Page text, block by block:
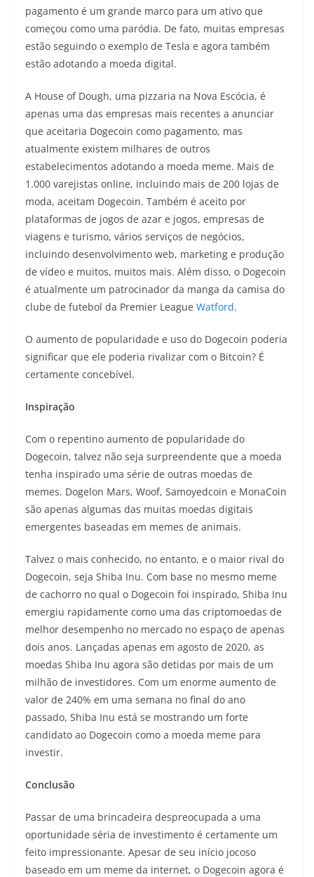
pagamento é um grande marco para um ativo que
começou como uma paródia. De fato, muitas empresas
estão seguindo o exemplo de Tesla e agora também
estão adotando a moeda digital.
A House of Dough, uma pizzaria na Nova Escócia, é
apenas uma das empresas mais recentes a anunciar
que aceitaria Dogecoin como pagamento, mas
atualmente existem milhares de outros
estabelecimentos adotando a moeda meme. Mais de
1.000 varejistas online, incluindo mais de 200 lojas de
moda, aceitam Dogecoin. Também é aceito por
plataformas de jogos de azar e jogos, empresas de
viagens e turismo, vários serviços de negócios,
incluindo desenvolvimento web, marketing e produção
de vídeo e muitos, muitos mais. Além disso, o Dogecoin
é atualmente um patrocinador da manga da camisa do
clube de futebol da Premier League Watford.
O aumento de popularidade e uso do Dogecoin poderia
significar que ele poderia rivalizar com o Bitcoin? É
certamente concebível.
Inspiração
Com o repentino aumento de popularidade do
Dogecoin, talvez não seja surpreendente que a moeda
tenha inspirado uma série de outras moedas de
memes. Dogelon Mars, Woof, Samoyedcoin e MonaCoin
são apenas algumas das muitas moedas digitais
emergentes baseadas em memes de animais.
Talvez o mais conhecido, no entanto, e o maior rival do
Dogecoin, seja Shiba Inu. Com base no mesmo meme
de cachorro no qual o Dogecoin foi inspirado, Shiba Inu
emergiu rapidamente como uma das criptomoedas de
melhor desempenho no mercado no espaço de apenas
dois anos. Lançadas apenas em agosto de 2020, as
moedas Shiba Inu agora são detidas por mais de um
milhão de investidores. Com um enorme aumento de
valor de 240% em uma semana no final do ano
passado, Shiba Inu está se mostrando um forte
candidato ao Dogecoin como a moeda meme para
investir.
Conclusão
Passar de uma brincadeira despreocupada a uma
oportunidade séria de investimento é certamente um
feito impressionante. Apesar de seu início jocoso
baseado em um meme da internet, o Dogecoin agora é